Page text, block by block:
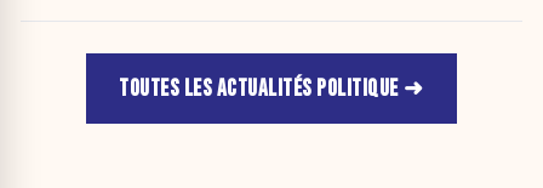
TOUTES LES ACTUALITÉS POLITIQUE